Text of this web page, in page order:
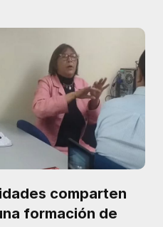
comparten
formación de